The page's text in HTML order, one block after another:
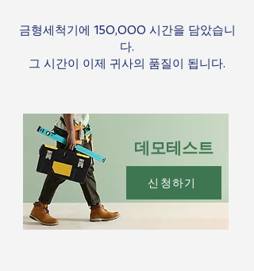
금형세척기에 150,000 시간을 담았습니
다.
​그 시간이 이제 귀사의 품질이 됩니다.
​데모테스트
신청하기